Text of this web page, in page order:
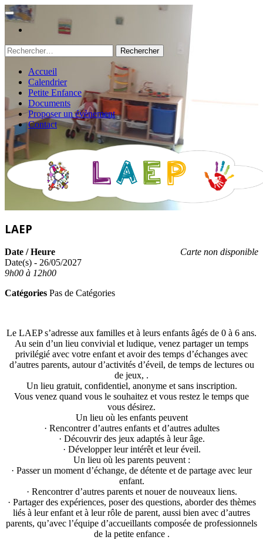
Rechercher :
Accueil
Calendrier
Petite Enfance
Documents
Proposer un évènement
Contact
LAEP
Carte non disponible
Date / Heure
Date(s) - 26/05/2027
9h00 à 12h00
Catégories Pas de Catégories
Le LAEP s’adresse aux familles et à leurs enfants âgés de 0 à 6 ans.
Au sein d’un lieu convivial et ludique, venez partager un temps
privilégié avec votre enfant et avoir des temps d’échanges avec
d’autres parents, autour d’activités d’éveil, de temps de lectures ou
de jeux, .
Un lieu gratuit, confidentiel, anonyme et sans inscription.
Vous venez quand vous le souhaitez et vous restez le temps que
vous désirez.
Un lieu où les enfants peuvent
· Rencontrer d’autres enfants et d’autres adultes
· Découvrir des jeux adaptés à leur âge.
· Développer leur intérêt et leur éveil.
Un lieu où les parents peuvent :
· Passer un moment d’échange, de détente et de partage avec leur
enfant.
· Rencontrer d’autres parents et nouer de nouveaux liens.
· Partager des expériences, poser des questions, aborder des thèmes
liés à leur enfant et à leur rôle de parent, aussi bien avec d’autres
parents, qu’avec l’équipe d’accueillants composée de professionnels
de la petite enfance .